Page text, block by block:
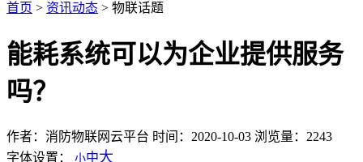
首页 > 资讯动态 > 物联话题
能耗系统可以为企业提供服务
吗？
作者：消防物联网云平台 时间：2020-10-03 浏览量：2243
字体设置： 小中大